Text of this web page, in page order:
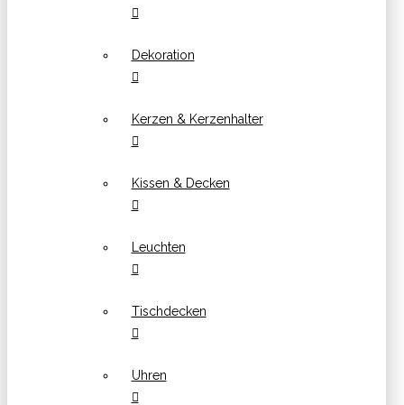
Dekoration
Kerzen & Kerzenhalter
Kissen & Decken
Leuchten
Tischdecken
Uhren